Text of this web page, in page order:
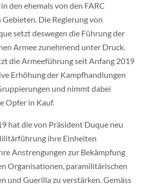
den ehemals von den FARC
Die Regierung von
setzt deswegen die Führung der
Armee zunehmend unter Druck.
die Armeeführung seit Anfang 2019
Erhöhung der Kampfhandlungen
und nimmt dabei
Opfer in Kauf.
hat die von Präsident Duque neu
ihre Einheiten
Anstrengungen zur Bekämpfung
Organisationen, paramilitärischen
und Guerilla zu verstärken. Gemäss